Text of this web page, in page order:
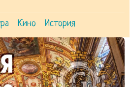
Кино История